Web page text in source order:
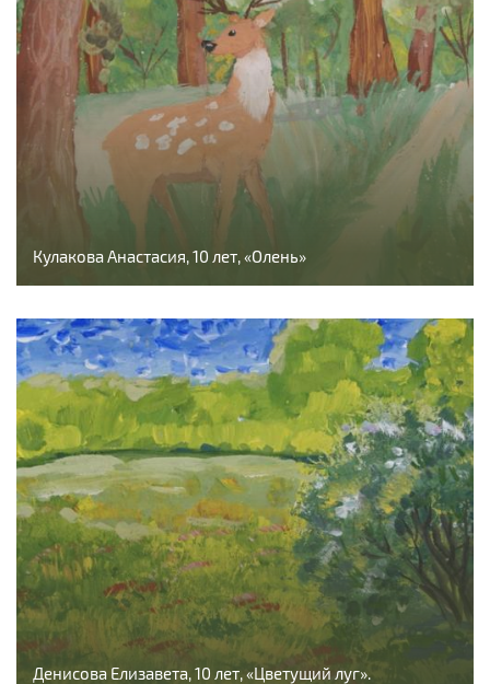
Кулакова Анастасия, 10 лет, «Олень»
Денисова Елизавета, 10 лет, «Цветущий луг».